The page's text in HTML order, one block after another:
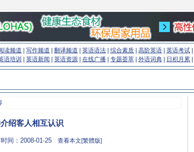
读频道 写作频道 翻译频道 英语语法 综合素质 高阶英语 英语考试
语培训 英语新闻 英语资源 在线广播 专题荟萃 外语词典 日积月累
绍客人相互认识
间：2008-01-25 查看本文[繁體版]